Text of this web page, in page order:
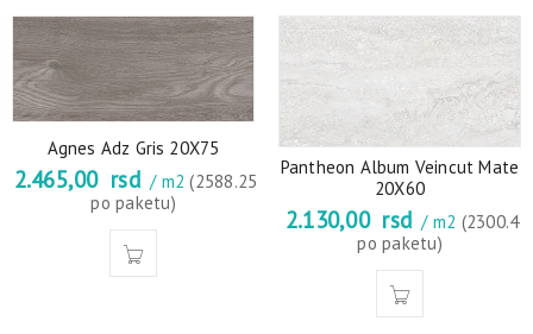
Agnes Adz Gris 20X75
2.465,00 rsd / m2(2588.25
po paketu)
Pantheon Album Veincut Mate
20X60
2.130,00 rsd / m2 (2300.4
po paketu)